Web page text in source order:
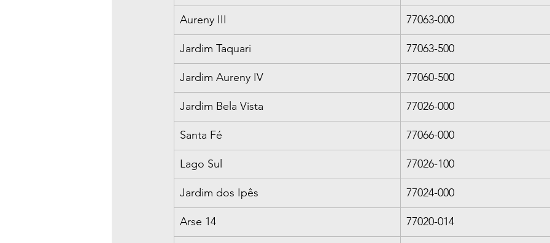
Aureny III 77063-000
Jardim Taquari 77063-500
Jardim Aureny IV 77060-500
Jardim Bela Vista 77026-000
Santa Fé 77066-000
Lago Sul 77026-100
Jardim dos Ipês 77024-000
Arse 14 77020-014